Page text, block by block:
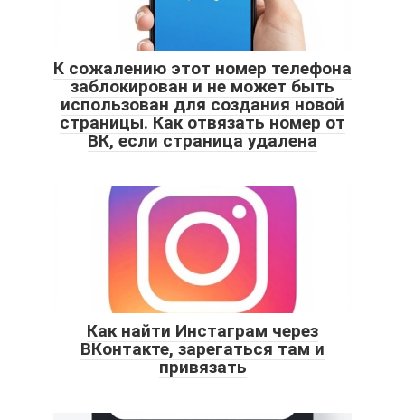
К сожалению этот номер телефона
заблокирован и не может быть
использован для создания новой
страницы. Как отвязать номер от
ВК, если страница удалена
Как найти Инстаграм через
ВКонтакте, зарегаться там и
привязать